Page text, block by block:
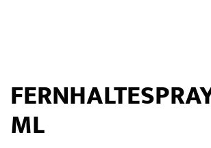
ML